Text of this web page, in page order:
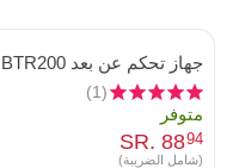
جهاز تحكم عن بعد BTR200
(1)
متوفر
SR. 8894
(شامل الضريبة)